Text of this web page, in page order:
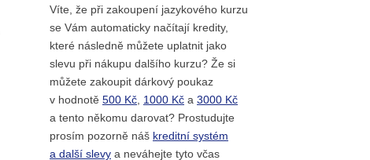
Víte, že při zakoupení jazykového kurzu
se Vám automaticky načítají kredity,
které následně můžete uplatnit jako
slevu při nákupu dalšího kurzu? Že si
můžete zakoupit dárkový poukaz
v hodnotě 500 Kč, 1000 Kč a 3000 Kč
a tento někomu darovat? Prostudujte
prosím pozorně náš kreditní systém
a další slevy a neváhejte tyto včas